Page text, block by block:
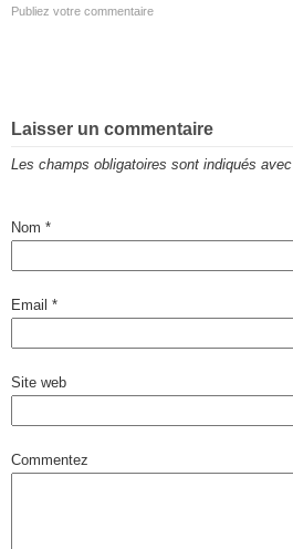
Publiez votre commentaire
Laisser un commentaire
Les champs obligatoires sont indiqués avec
Nom *
Email *
Site web
Commentez